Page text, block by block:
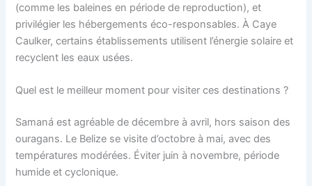
(comme les baleines en période de reproduction), et
privilégier les hébergements éco-responsables. À Caye
Caulker, certains établissements utilisent l’énergie solaire et
recyclent les eaux usées.
Quel est le meilleur moment pour visiter ces destinations ?
Samaná est agréable de décembre à avril, hors saison des
ouragans. Le Belize se visite d’octobre à mai, avec des
températures modérées. Éviter juin à novembre, période
humide et cyclonique.